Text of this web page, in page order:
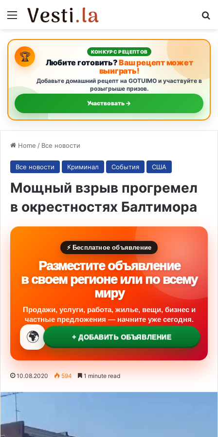
Menu
🏆 КОНКУРС РЕЦЕПТОВ
Любите готовить?Ваш рецепт может
выиграть!
Добавьте домашний рецепт на GOTUIMO и участвуйте в
розыгрыше призов.
Участвовать →
Home / Все новости
Все новости Криминал События США
Мощный взрыв прогремел
в окрестностях Балтимора
⚡ Бесплатное объявление
Разместите объявление
в своем регионе или по всему
миру
Продажи, услуги, работа, жилье, вещи, бизнес и
частные предложения — начните уже сегодня.
🌍 + ДОБАВИТЬ ОБЪЯВЛЕНИЕ
10.08.2020 594 1 minute read